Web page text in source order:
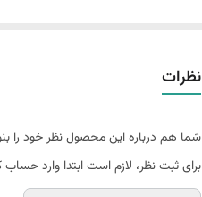
❌توجه کنید سفارش های بالای ده
👰 با رایحه های خوشبو
👰 دستساز و#فاقد_مواد_شیمیایی
نظرات
شما هم درباره این محصول نظر خود را
برای ثبت نظر، لازم است ابتدا وارد